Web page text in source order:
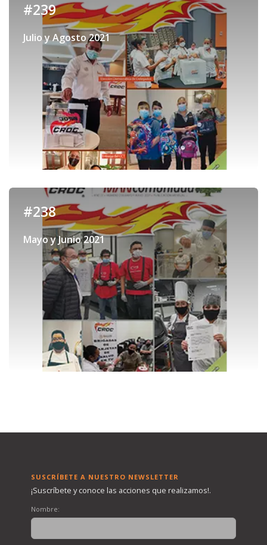
#239
Julio y Agosto 2021
#238
Mayo y Junio 2021
SUSCRÍBETE A NUESTRO NEWSLETTER
¡Suscríbete y conoce las acciones que realizamos!.
Nombre: